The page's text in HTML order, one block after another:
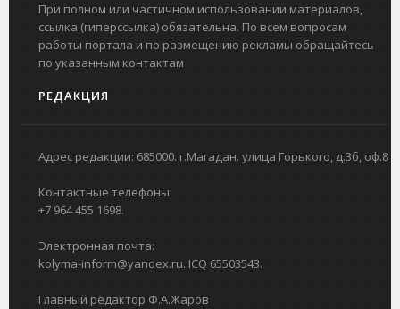
При полном или частичном использовании материалов,
ссылка (гиперссылка) обязательна. По всем вопросам
работы портала и по размещению рекламы обращайтесь
по указанным контактам
РЕДАКЦИЯ
Адрес редакции: 685000. г.Магадан. улица Горького, д.3б, оф.8
Контактные телефоны:
+7 964 455 1698.
Электронная почта:
kolyma-inform@yandex.ru. ICQ 65503543.
Главный редактор Ф.А.Жаров